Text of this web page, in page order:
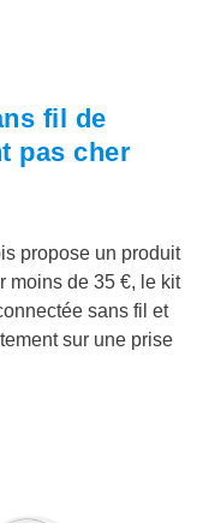
fil de
pas cher
propose un produit
moins de 35 €, le kit
sans fil et
sur une prise